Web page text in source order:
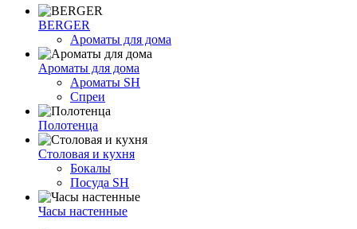
BERGER
Ароматы для дома
Ароматы для дома
Ароматы SH
Спреи
Полотенца
Столовая и кухня
Бокалы
Посуда SH
Часы настенные